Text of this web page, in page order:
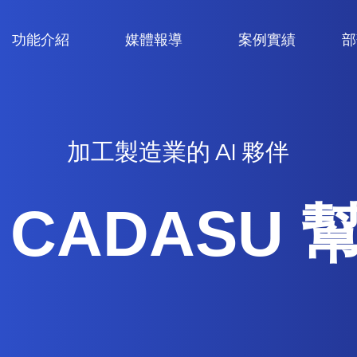
功能介紹 媒體報導 案例實績
加工製造業的 AI 夥伴